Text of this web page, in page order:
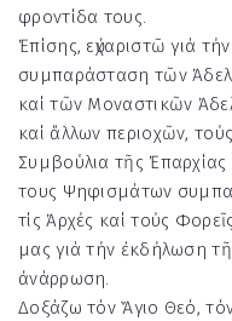
φροντίδα τους.
Ἐπίσης, εὐχαριστῶ γιά
συμπαράσταση τῶν
καί τῶν Μοναστικῶν
καί ἄλλων περιοχῶν,
Συμβούλια τῆς
τους Ψηφισμάτων
τίς Ἀρχές καί τούς
μας γιά τήν ἐκδήλωση
ἀνάρρωση.
Δοξάζω τόν Ἅγιο Θεό,